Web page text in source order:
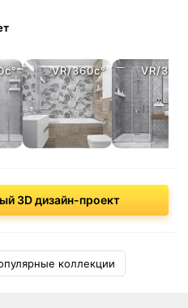
VR/360c° VR/
3D дизайн-проект
коллекции